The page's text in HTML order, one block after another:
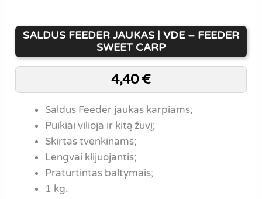
SALDUS FEEDER JAUKAS | VDE – FEEDER
SWEET CARP
4,40€
Saldus Feeder jaukas karpiams;
Puikiai vilioja ir kitą žuvį;
Skirtas tvenkinams;
Lengvai klijuojantis;
Praturtintas baltymais;
1 kg.